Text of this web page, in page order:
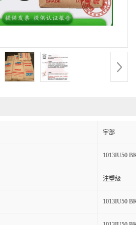
宇部
1013IU50
注塑级
1013IU50